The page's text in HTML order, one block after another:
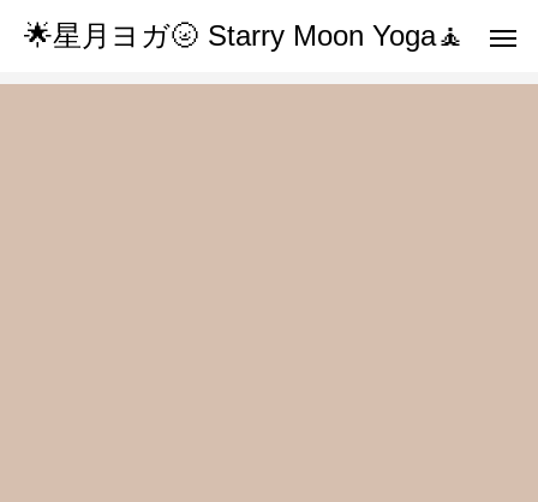
🌟星月ヨガ🌝 Starry Moon Yoga🧘